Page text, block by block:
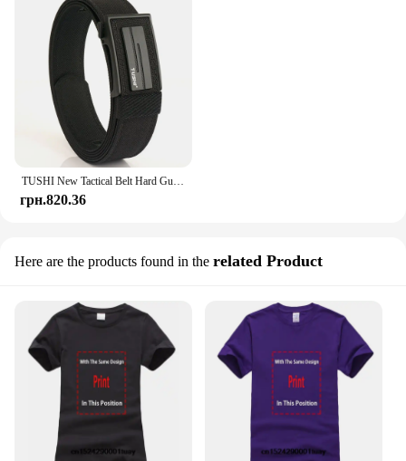
TUSHI New Tactical Belt Hard Gun Belt for Men Metal Automatic Buckle Military Belt Tight Nylon Pistol Casual Belt Чоловічий пояс
грн.820.36
Here are the products found in the related Product